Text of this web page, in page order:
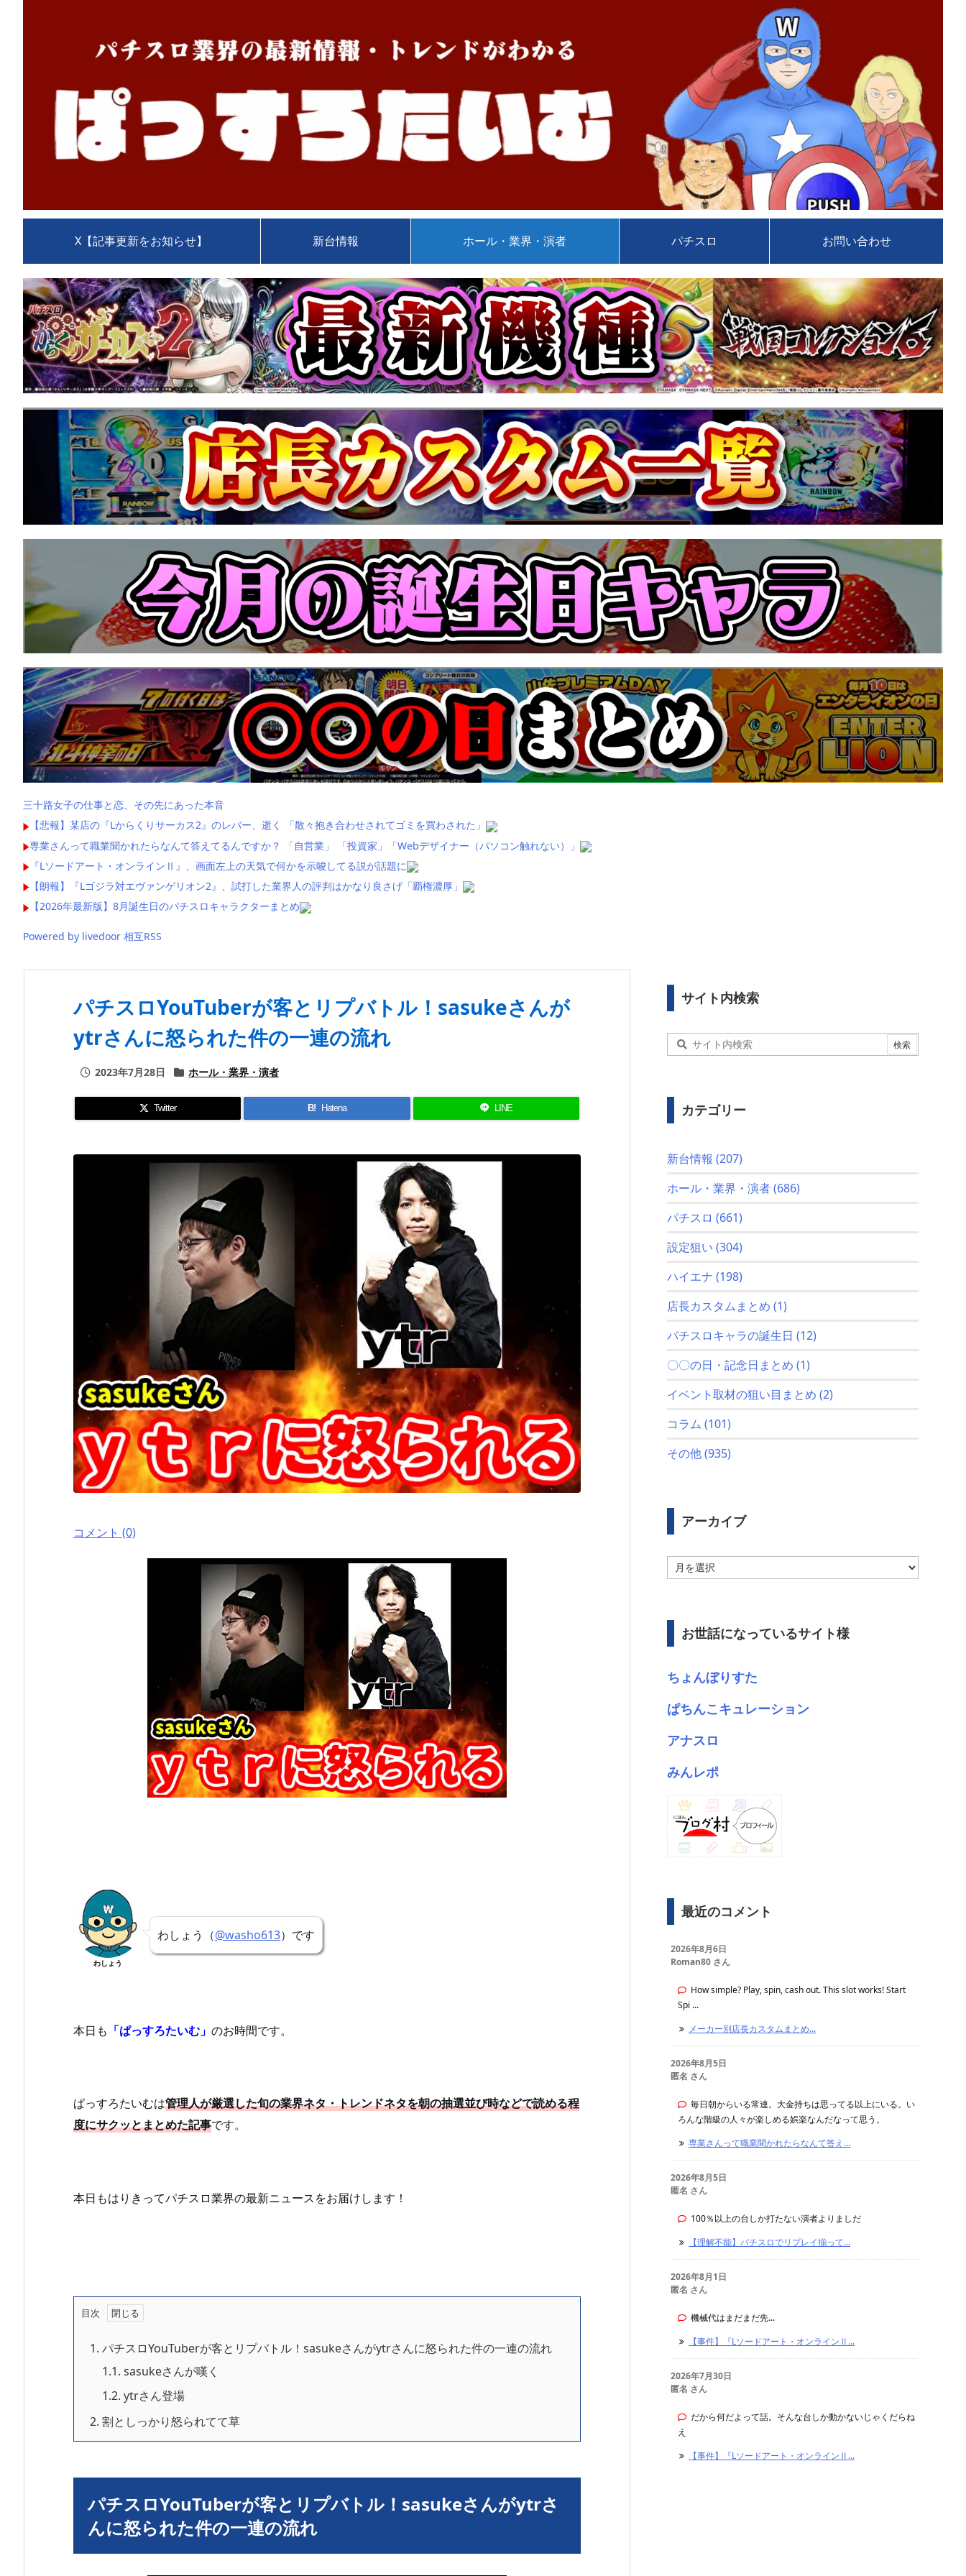
X【記事更新をお知らせ】 新台情報 ホール・業界・演者 パチスロ お問い合わせ
三十路女子の仕事と恋、その先にあった本音
【悲報】某店の『Lからくりサーカス2』のレバー、逝く 「散々抱き合わせされてゴミを買わされた」
専業さんって職業聞かれたらなんて答えてるんですか？ 「自営業」 「投資家」「Webデザイナー（パソコン触れない）」
『Lソードアート・オンラインⅡ』、画面左上の天気で何かを示唆してる説が話題に
【朗報】『Lゴジラ対エヴァンゲリオン2』、試打した業界人の評判はかなり良さげ「覇権濃厚」
【2026年最新版】8月誕生日のパチスロキャラクターまとめ
Powered by livedoor 相互RSS
パチスロYouTuberが客とリプバトル！sasukeさんが
ytrさんに怒られた件の一連の流れ
2023年7月28日 ホール・業界・演者
Twitter B! Hatena LINE
コメント (0)
わしょう
わしょう（@washo613）です
本日も 「ぱっすろたいむ」 のお時間です。
ぱっすろたいむは管理人が厳選した旬の業界ネタ・トレンドネタを朝の抽選並び時などで読める程
度にサクッとまとめた記事です。
本日もはりきってパチスロ業界の最新ニュースをお届けします！
目次
1. パチスロYouTuberが客とリプバトル！sasukeさんがytrさんに怒られた件の一連の流れ
1.1. sasukeさんが嘆く
1.2. ytrさん登場
2. 割としっかり怒られてて草
パチスロYouTuberが客とリプバトル！sasukeさんがytrさ
んに怒られた件の一連の流れ
サイト内検索
カテゴリー
新台情報 (207)
ホール・業界・演者(686)
パチスロ (661)
設定狙い (304)
ハイエナ (198)
店長カスタムまとめ (1)
パチスロキャラの誕生日 (12)
〇〇の日・記念日まとめ (1)
イベント取材の狙い目まとめ (2)
コラム (101)
その他(935)
アーカイブ
ー
ブ
お世話になっているサイト様
ちょんぼりすた
ぱちんこキュレーション
アナスロ
みんレポ
最近のコメント
2026年8月6日
Roman80 さん
How simple? Play, spin, cash out. This slot works! Start
Spi ...
メーカー別店長カスタムまとめ...
2026年8月5日
匿名 さん
毎日朝からいる常連。大金持ちは思ってる以上にいる。い
ろんな階級の人々が楽しめる娯楽なんだなって思う。
専業さんって職業聞かれたらなんて答え...
2026年8月5日
匿名 さん
100％以上の台しか打たない演者よりましだ
【理解不能】パチスロでリプレイ揃って...
2026年8月1日
匿名 さん
機械代はまだまだ先...
【事件】『Lソードアート・オンラインⅡ...
2026年7月30日
匿名 さん
だから何だよって話。そんな台しか動かないじゃくだらね
え
【事件】『Lソードアート・オンラインⅡ...